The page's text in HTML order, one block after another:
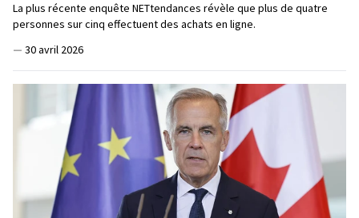
La plus récente enquête NETtendances révèle que plus de quatre
personnes sur cinq effectuent des achats en ligne.
— 30 avril 2026